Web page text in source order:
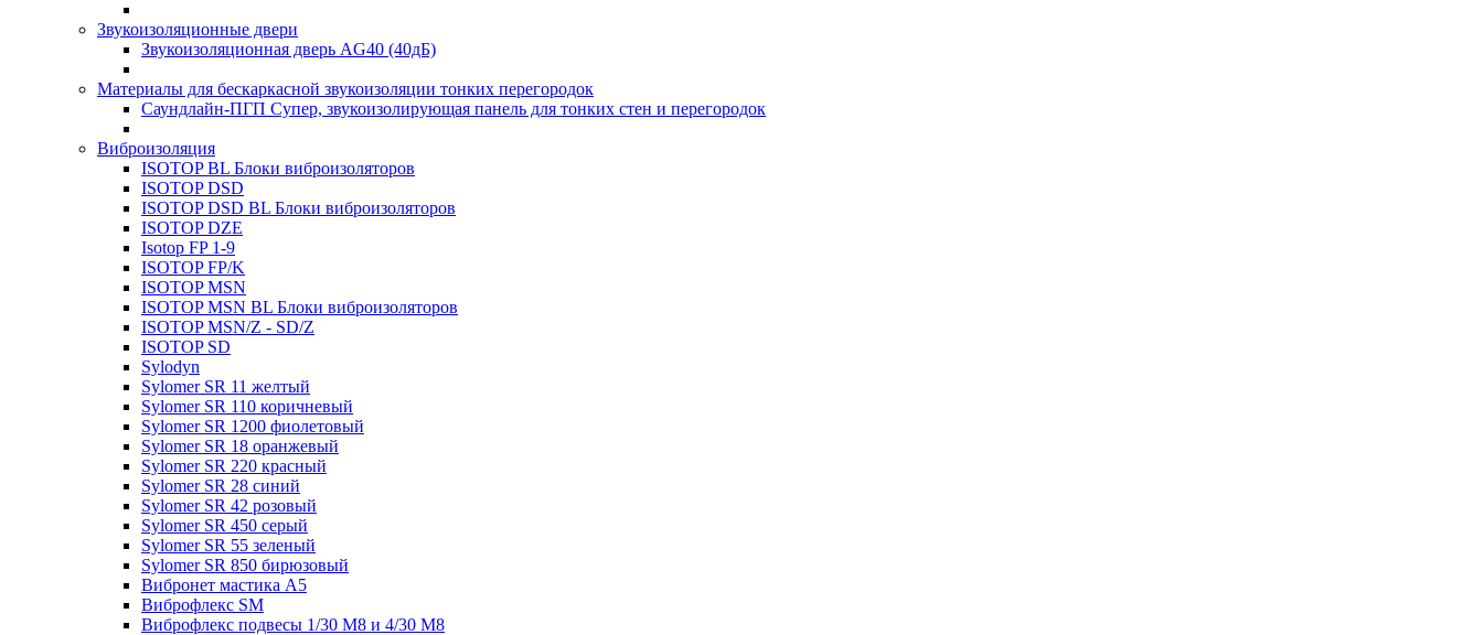
Звукоизоляционные двери
Звукоизоляционная дверь AG40 (40дБ)
Материалы для бескаркасной звукоизоляции тонких перегородок
Саундлайн-ПГП Супер, звукоизолирующая панель для тонких стен и перегородок
Виброизоляция
ISOTOP BL Блоки виброизоляторов
ISOTOP DSD
ISOTOP DSD BL Блоки виброизоляторов
ISOTOP DZE
Isotop FP 1-9
ISOTOP FP/K
ISOTOP MSN
ISOTOP MSN BL Блоки виброизоляторов
ISOTOP MSN/Z - SD/Z
ISOTOP SD
Sylodyn
Sylomer SR 11 желтый
Sylomer SR 110 коричневый
Sylomer SR 1200 фиолетовый
Sylomer SR 18 оранжевый
Sylomer SR 220 красный
Sylomer SR 28 синий
Sylomer SR 42 розовый
Sylomer SR 450 серый
Sylomer SR 55 зеленый
Sylomer SR 850 бирюзовый
Вибронет мастика А5
Виброфлекс SM
Виброфлекс подвесы 1/30 М8 и 4/30 М8